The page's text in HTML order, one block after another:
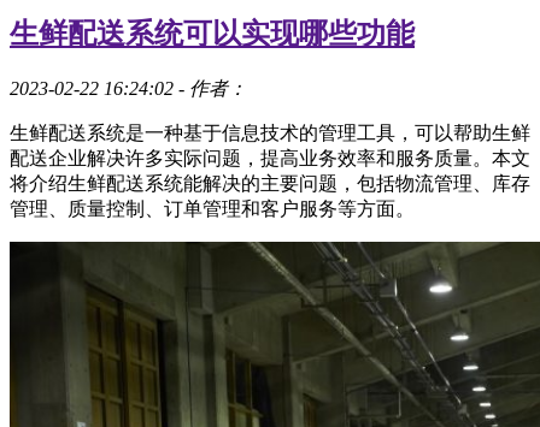
生鲜配送系统可以实现哪些功能
2023-02-22 16:24:02 - 作者：
生鲜配送系统是一种基于信息技术的管理工具，可以帮助生鲜
配送企业解决许多实际问题，提高业务效率和服务质量。本文
将介绍生鲜配送系统能解决的主要问题，包括物流管理、库存
管理、质量控制、订单管理和客户服务等方面。